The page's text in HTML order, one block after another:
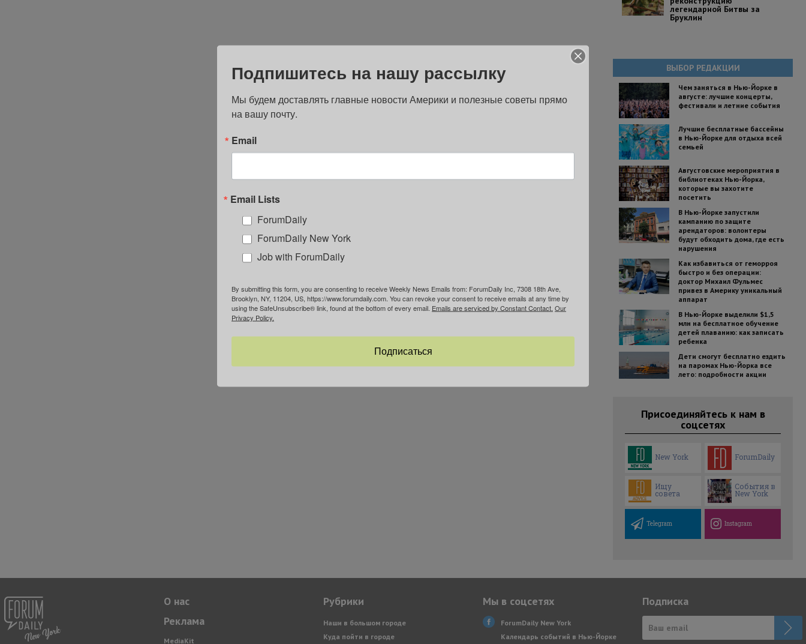
легендарной Битвы за
Бруклин
ВЫБОР РЕДАКЦИИ
Чем заняться в Нью-Йорке в
августе: лучшие концерты,
фестивали и летние события
Лучшие бесплатные бассейны
в Нью-Йорке для отдыха всей
семьей
Августовские мероприятия в
библиотеках Нью-Йорка,
которые вы захотите
посетить
В Нью-Йорке запустили
кампанию по защите
арендаторов: волонтеры
будут обходить дома, где есть
нарушения
Как избавиться от геморроя
быстро и без операции:
доктор Михаил Фульмес
привез в Америку уникальный
аппарат
В Нью-Йорке выделили $1,5
млн на бесплатное обучение
детей плаванию: как записать
ребенка
Дети смогут бесплатно ездить
на паромах Нью-Йорка все
лето: подробности акции
Присоединяйтесь к нам в
соцсетях
New York ForumDaily
Ищу
совета
События в
New York
Telegram Instagram
О нас
Реклама
MediaKit
Рубрики
Наши в большом городе
Куда пойти в городе
Мы в соцсетях
ForumDaily New York
Календарь событий в Нью-Йорке
Подписка
Подпишитесь на нашу рассылку
Мы будем доставлять главные новости Америки и полезные советы прямо
на вашу почту.
Email
Email Lists
ForumDaily
ForumDaily New York
Job with ForumDaily
By submitting this form, you are consenting to receive Weekly News Emails from: ForumDaily Inc, 7308 18th Ave,
Brooklyn, NY, 11204, US, https://www.forumdaily.com. You can revoke your consent to receive emails at any time by
using the SafeUnsubscribe® link, found at the bottom of every email. Emails are serviced by Constant Contact. Our
Privacy Policy.
Подписаться